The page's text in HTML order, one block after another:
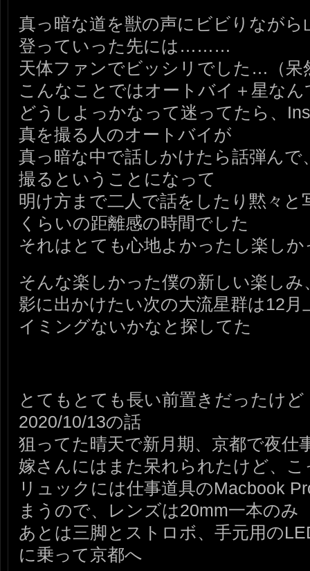
真っ暗な道を獣の声にビビりながら
登っていった先には………
天体ファンでビッシリでした…（呆
こんなことではオートバイ＋星な
どうしよっかなって迷ってたら、
真を撮る人のオートバイが
真っ暗な中で話しかけたら話弾ん
撮るということになって
明け方まで二人で話をしたり黙々と
くらいの距離感の時間でした
それはとても心地よかったし楽し
そんな楽しかった僕の新しい楽し
影に出かけたい次の大流星群は12
イミングないかなと探してた
とてもとても長い前置きだったけど
2020/10/13の話
狙ってた晴天で新月期、京都で夜仕
嫁さんにはまた呆れられたけど、
リュックには仕事道具のMacbook
まうので、レンズは20mm一本のみ
あとは三脚とストロボ、手元用の
に乗って京都へ